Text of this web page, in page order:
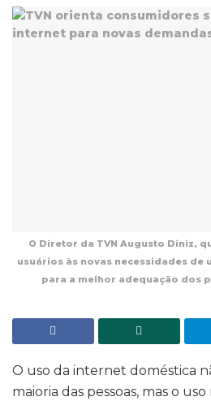
O Diretor da TVN Augusto Diniz,
usuários às novas necessidades de
para a melhor adequação dos
O uso da internet doméstica
maioria das pessoas, mas o